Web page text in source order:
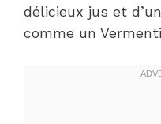
délicieux jus et
comme un